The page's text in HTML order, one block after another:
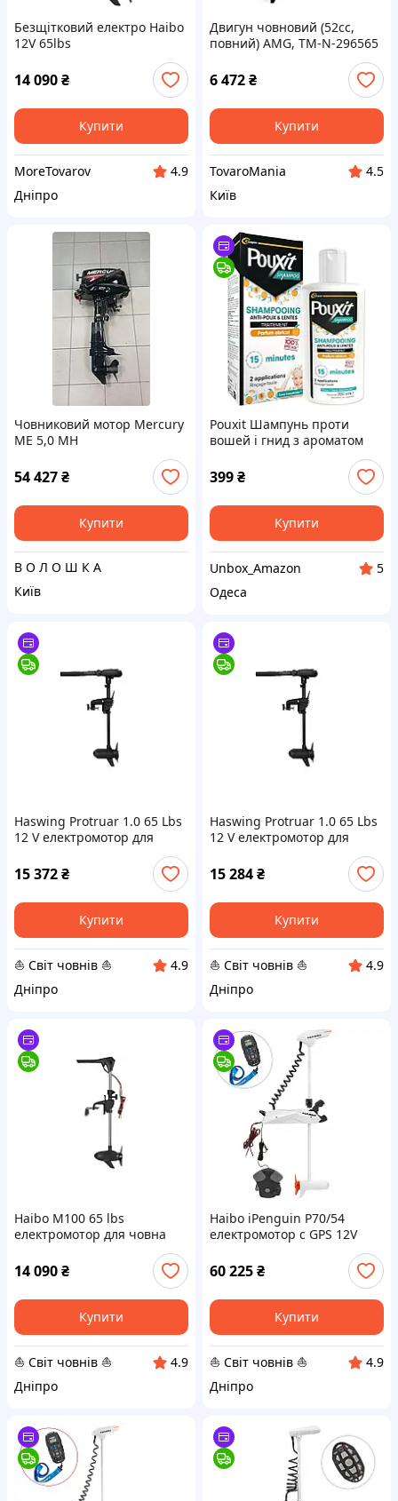
Безщітковий електро Haibo
12V 65lbs
14 090₴
Купити
MoreTovarov
4.9
Дніпро
Двигун човновий (52cc,
повний) AMG, TM-N-296565
6 472₴
Купити
TovaroMania
4.5
Київ
Човниковий мотор Mercury
ME 5,0 MH
54 427₴
Купити
В О Л О Ш К А
Київ
Pouxit Шампунь проти
вошей і гнид з ароматом
уцінка коробка
399₴
Купити
Unbox_Amazon
5
Одеса
Haswing Protruar 1.0 65 Lbs
12 V електромотор для
15 372₴
Купити
⛵ Світ човнів ⛵
4.9
Дніпро
Haswing Protruar 1.0 65 Lbs
12 V електромотор для
15 284₴
Купити
⛵ Світ човнів ⛵
4.9
Дніпро
Haibo M100 65 lbs
електромотор для човна
14 090₴
Купити
⛵ Світ човнів ⛵
4.9
Дніпро
Haibo iPenguin P70/54
електромотор c GPS 12V
60 225₴
Купити
⛵ Світ човнів ⛵
4.9
Дніпро